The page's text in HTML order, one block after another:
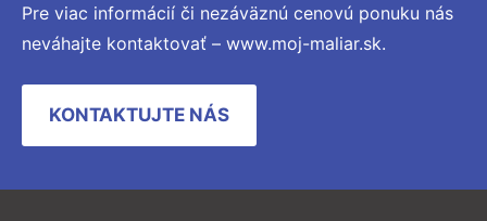
Pre viac informácií či nezáväznú cenovú ponuku nás
neváhajte kontaktovať – www.moj-maliar.sk.
KONTAKTUJTE NÁS